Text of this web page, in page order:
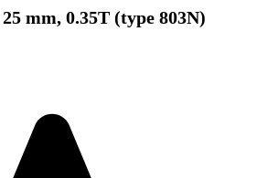
mm, 0.35T (type 803N)